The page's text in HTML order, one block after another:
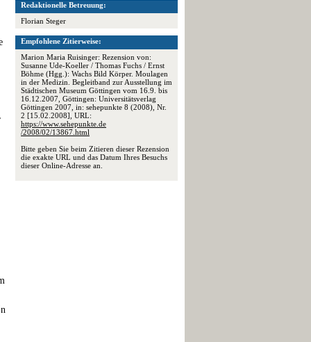
Redaktionelle Betreuung:
Florian Steger
Empfohlene Zitierweise:
Marion Maria Ruisinger: Rezension von:
Susanne Ude-Koeller / Thomas Fuchs / Ernst
Böhme (Hgg.): Wachs Bild Körper. Moulagen
in der Medizin. Begleitband zur Ausstellung im
Städtischen Museum Göttingen vom 16.9. bis
16.12.2007, Göttingen: Universitätsverlag
Göttingen 2007, in: sehepunkte 8 (2008), Nr.
2 [15.02.2008], URL:
https://www.sehepunkte.de
/2008/02/13867.html
Bitte geben Sie beim Zitieren dieser Rezension
die exakte URL und das Datum Ihres Besuchs
dieser Online-Adresse an.